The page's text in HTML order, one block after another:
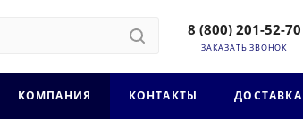
8 (800) 201-52-70
ЗАКАЗАТЬ ЗВОНОК
КОМПАНИЯ КОНТАКТЫ ДОСТАВКА